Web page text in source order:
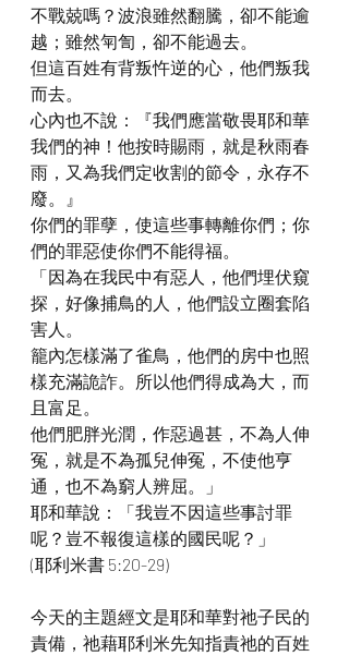
不戰兢嗎？波浪雖然翻騰，卻不能逾
越；雖然匉訇，卻不能過去。
但這百姓有背叛忤逆的心，他們叛我
而去。
心內也不說：『我們應當敬畏耶和華
我們的神！他按時賜雨，就是秋雨春
雨，又為我們定收割的節令，永存不
廢。』
你們的罪孽，使這些事轉離你們；你
們的罪惡使你們不能得福。
「因為在我民中有惡人，他們埋伏窺
探，好像捕鳥的人，他們設立圈套陷
害人。
籠內怎樣滿了雀鳥，他們的房中也照
樣充滿詭詐。所以他們得成為大，而
且富足。
他們肥胖光潤，作惡過甚，不為人伸
冤，就是不為孤兒伸冤，不使他亨
通，也不為窮人辨屈。」
耶和華說：「我豈不因這些事討罪
呢？豈不報復這樣的國民呢？」
(耶利米書 5:20-29)
今天的主題經文是耶和華對祂子民的
責備，祂藉耶利米先知指責祂的百姓